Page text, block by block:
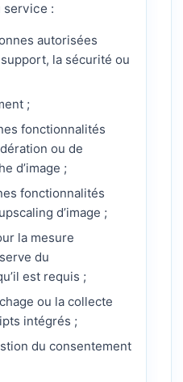
:
autorisées
la sécurité ou
;
fonctionnalités
ou de
d’image ;
fonctionnalités
d’image ;
la mesure
du
est requis ;
ou la collecte
intégrés ;
du consentement